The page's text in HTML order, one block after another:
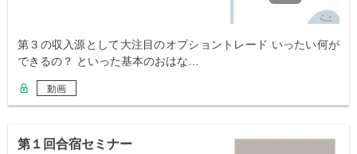
第３の収入源として大注目のオプショントレード いったい何が
できるの？ といった基本のおはな…
動画
第１回合宿セミナー